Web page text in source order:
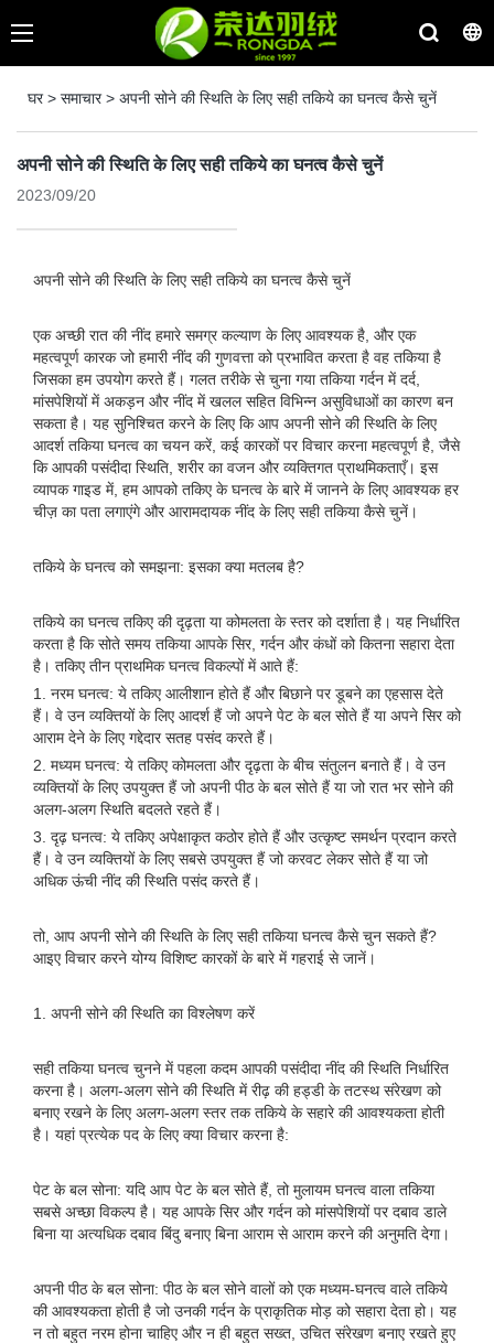
घर> समाचार> अपनी सोने की स्थिति के लिए सही तकिये का घनत्व कैसे चुनें
अपनी सोने की स्थिति के लिए सही तकिये का घनत्व कैसे चुनें
2023/09/20
अपनी सोने की स्थिति के लिए सही तकिये का घनत्व कैसे चुनें
एक अच्छी रात की नींद हमारे समग्र कल्याण के लिए आवश्यक है, और एक
महत्वपूर्ण कारक जो हमारी नींद की गुणवत्ता को प्रभावित करता है वह तकिया है
जिसका हम उपयोग करते हैं। गलत तरीके से चुना गया तकिया गर्दन में दर्द,
मांसपेशियों में अकड़न और नींद में खलल सहित विभिन्न असुविधाओं का कारण बन
सकता है। यह सुनिश्चित करने के लिए कि आप अपनी सोने की स्थिति के लिए
आदर्श तकिया घनत्व का चयन करें, कई कारकों पर विचार करना महत्वपूर्ण है, जैसे
कि आपकी पसंदीदा स्थिति, शरीर का वजन और व्यक्तिगत प्राथमिकताएँ। इस
व्यापक गाइड में, हम आपको तकिए के घनत्व के बारे में जानने के लिए आवश्यक हर
चीज़ का पता लगाएंगे और आरामदायक नींद के लिए सही तकिया कैसे चुनें।
तकिये के घनत्व को समझना: इसका क्या मतलब है?
तकिये का घनत्व तकिए की दृढ़ता या कोमलता के स्तर को दर्शाता है। यह निर्धारित
करता है कि सोते समय तकिया आपके सिर, गर्दन और कंधों को कितना सहारा देता
है। तकिए तीन प्राथमिक घनत्व विकल्पों में आते हैं:
1. नरम घनत्व: ये तकिए आलीशान होते हैं और बिछाने पर डूबने का एहसास देते
हैं। वे उन व्यक्तियों के लिए आदर्श हैं जो अपने पेट के बल सोते हैं या अपने सिर को
आराम देने के लिए गद्देदार सतह पसंद करते हैं।
2. मध्यम घनत्व: ये तकिए कोमलता और दृढ़ता के बीच संतुलन बनाते हैं। वे उन
व्यक्तियों के लिए उपयुक्त हैं जो अपनी पीठ के बल सोते हैं या जो रात भर सोने की
अलग-अलग स्थिति बदलते रहते हैं।
3. दृढ़ घनत्व: ये तकिए अपेक्षाकृत कठोर होते हैं और उत्कृष्ट समर्थन प्रदान करते
हैं। वे उन व्यक्तियों के लिए सबसे उपयुक्त हैं जो करवट लेकर सोते हैं या जो
अधिक ऊंची नींद की स्थिति पसंद करते हैं।
तो, आप अपनी सोने की स्थिति के लिए सही तकिया घनत्व कैसे चुन सकते हैं?
आइए विचार करने योग्य विशिष्ट कारकों के बारे में गहराई से जानें।
1. अपनी सोने की स्थिति का विश्लेषण करें
सही तकिया घनत्व चुनने में पहला कदम आपकी पसंदीदा नींद की स्थिति निर्धारित
करना है। अलग-अलग सोने की स्थिति में रीढ़ की हड्डी के तटस्थ संरेखण को
बनाए रखने के लिए अलग-अलग स्तर तक तकिये के सहारे की आवश्यकता होती
है। यहां प्रत्येक पद के लिए क्या विचार करना है:
पेट के बल सोना: यदि आप पेट के बल सोते हैं, तो मुलायम घनत्व वाला तकिया
सबसे अच्छा विकल्प है। यह आपके सिर और गर्दन को मांसपेशियों पर दबाव डाले
बिना या अत्यधिक दबाव बिंदु बनाए बिना आराम से आराम करने की अनुमति देगा।
अपनी पीठ के बल सोना: पीठ के बल सोने वालों को एक मध्यम-घनत्व वाले तकिये
की आवश्यकता होती है जो उनकी गर्दन के प्राकृतिक मोड़ को सहारा देता हो। यह
न तो बहुत नरम होना चाहिए और न ही बहुत सख्त, उचित संरेखण बनाए रखते हुए